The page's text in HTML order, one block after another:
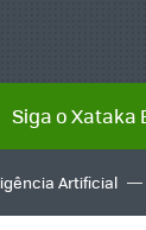
Siga o Xataka
Artificial